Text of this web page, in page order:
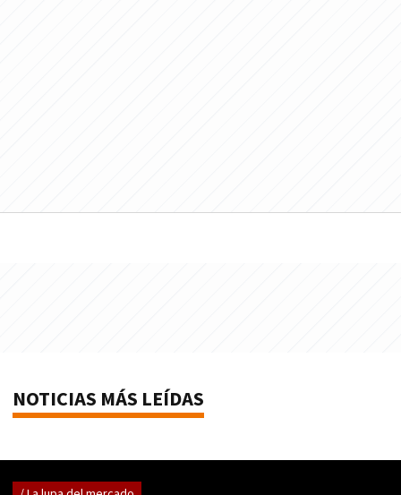
NOTICIAS MÁS LEÍDAS